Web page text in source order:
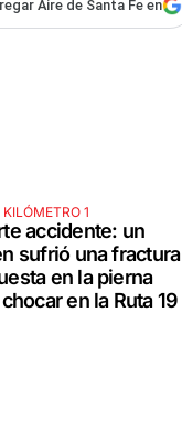
Aire de Santa Fe en
KILÓMETRO 1
accidente: un
sufrió una fractura
en la pierna
en la Ruta 19